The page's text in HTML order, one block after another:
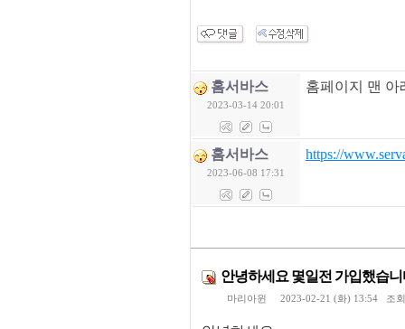
홈서바스
2023-03-14 20:01
홈페이지 맨 아
홈서바스
2023-06-08 17:31
https://
안녕하세요 몇일전 가입했습니
마리아윈 2023-02-21 (화) 13:54 조